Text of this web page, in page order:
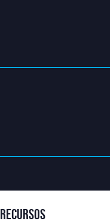
RECURSOS